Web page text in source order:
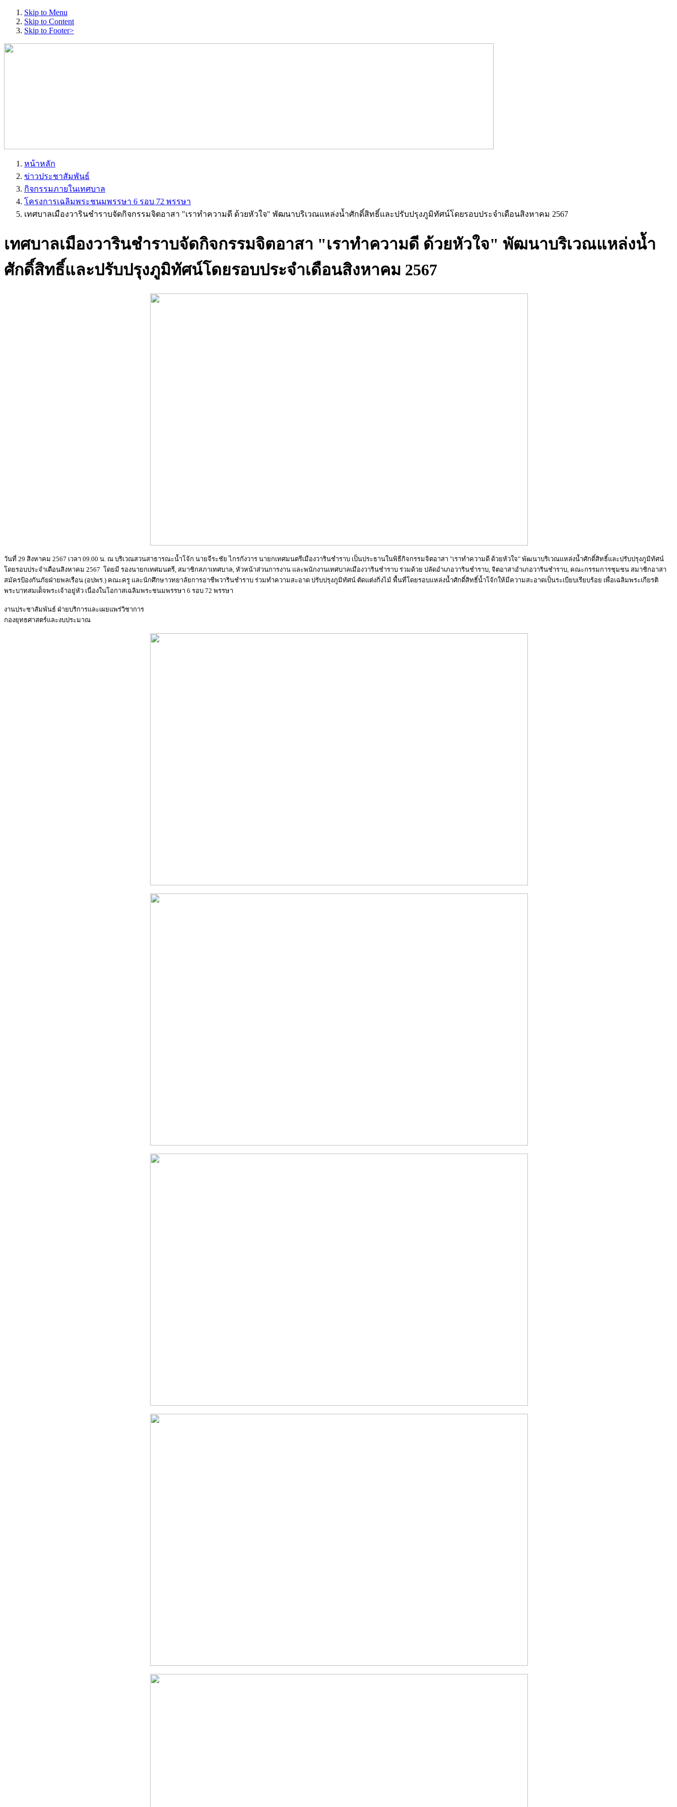
Skip to Menu
Skip to Content
Skip to Footer>
หน้าหลัก
ข่าวประชาสัมพันธ์
กิจกรรมภายในเทศบาล
โครงการเฉลิมพระชนมพรรษา 6 รอบ 72 พรรษา
เทศบาลเมืองวารินชำราบจัดกิจกรรมจิตอาสา "เราทำความดี ด้วยหัวใจ" พัฒนาบริเวณแหล่งน้ำศักดิ์สิทธิ์และปรับปรุงภูมิทัศน์โดยรอบประจำเดือนสิงหาคม 2567
เทศบาลเมืองวารินชำราบจัดกิจกรรมจิตอาสา "เราทำความดี ด้วยหัวใจ" พัฒนาบริเวณแหล่งน้ำ
ศักดิ์สิทธิ์และปรับปรุงภูมิทัศน์โดยรอบประจำเดือนสิงหาคม 2567
วันที่ 29 สิงหาคม 2567 เวลา 09.00 น. ณ บริเวณสวนสาธารณะน้ำโจ้ก นายจีระชัย ไกรกังวาร นายกเทศมนตรีเมืองวารินชำราบ เป็นประธานในพิธีกิจกรรมจิตอาสา "เราทำความดี ด้วยหัวใจ" พัฒนาบริเวณแหล่งน้ำศักดิ์สิทธิ์และปรับปรุงภูมิทัศน์
โดยรอบประจำเดือนสิงหาคม 2567 โดยมี รองนายกเทศมนตรี, สมาชิกสภาเทศบาล, หัวหน้าส่วนการงาน และพนักงานเทศบาลเมืองวารินชำราบ ร่วมด้วย ปลัดอำเภอวารินชำราบ, จิตอาสาอำเภอวารินชำราบ, คณะกรรมการชุมชน สมาชิกอาสา
สมัครป้องกันภัยฝ่ายพลเรือน (อปพร.) คณะครู และนักศึกษาวทยาลัยการอาชีพวารินชำราบ ร่วมทำความสะอาด ปรับปรุงภูมิทัศน์ ตัดแต่งกิ่งไม้ พื้นที่โดยรอบแหล่งน้ำศักดิ์สิทธิ์น้ำโจ้กให้มีความสะอาดเป็นระเบียบเรียบร้อย เพื่อเฉลิมพระเกียรติ
พระบาทสมเด็จพระเจ้าอยู่หัว เนื่องในโอกาสเฉลิมพระชนมพรรษา 6 รอบ 72 พรรษา
งานประชาสัมพันธ์ ฝ่ายบริการและเผยแพร่วิชาการ
กองยุทธศาสตร์และงบประมาณ